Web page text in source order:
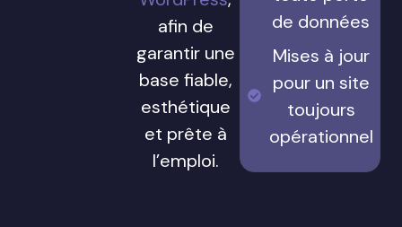
afin de
garantir une
base fiable,
esthétique
et prête à
l’emploi.
de données
Mises à jour
pour un site
toujours
opérationnel